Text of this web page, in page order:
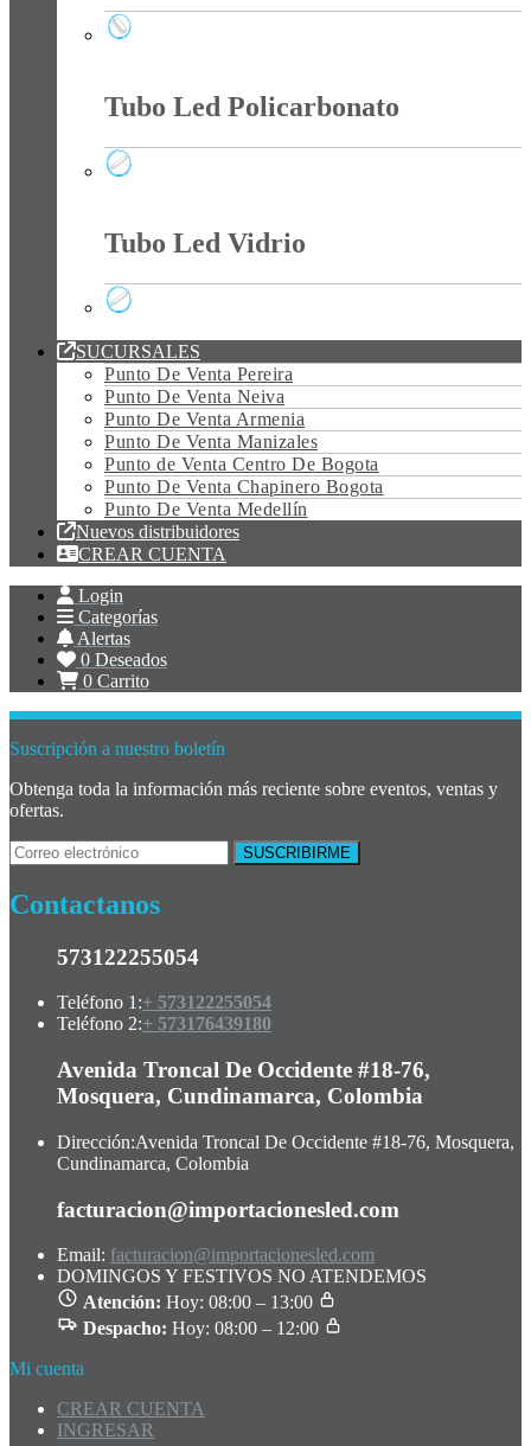
Tubo Led Policarbonato
Tubo Led Vidrio
SUCURSALES
Punto De Venta Pereira
Punto De Venta Neiva
Punto De Venta Armenia
Punto De Venta Manizales
Punto de Venta Centro De Bogota
Punto De Venta Chapinero Bogota
Punto De Venta Medellín
Nuevos distribuidores
CREAR CUENTA
Login
Categorías
Alertas
0 Deseados
0 Carrito
Suscripción a nuestro boletín
Obtenga toda la información más reciente sobre eventos, ventas y
ofertas.
Contactanos
573122255054
Teléfono 1:+ 573122255054
Teléfono 2:+ 573176439180
Avenida Troncal De Occidente #18-76,
Mosquera, Cundinamarca, Colombia
Dirección:Avenida Troncal De Occidente #18-76, Mosquera,
Cundinamarca, Colombia
facturacion@importacionesled.com
Email: facturacion@importacionesled.com
DOMINGOS Y FESTIVOS NO ATENDEMOS
Atención: Hoy: 08:00 – 13:00
Despacho: Hoy: 08:00 – 12:00
Mi cuenta
CREAR CUENTA
INGRESAR